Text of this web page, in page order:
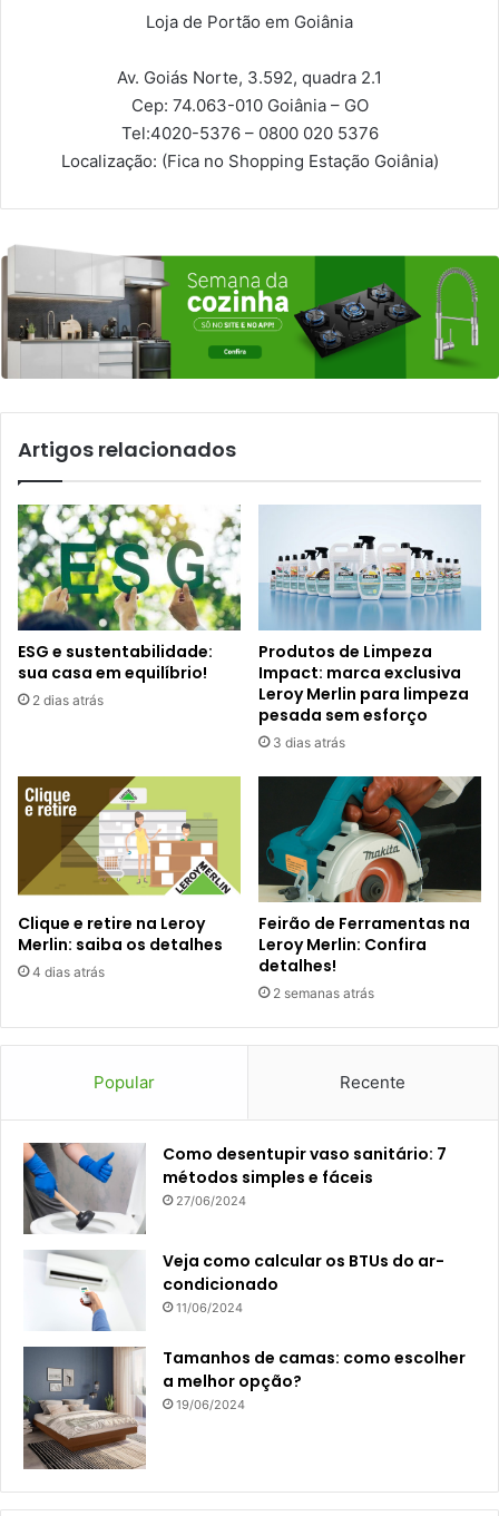
Loja de Portão em Goiânia
Av. Goiás Norte, 3.592, quadra 2.1
Cep: 74.063-010 Goiânia – GO
Tel:4020-5376 – 0800 020 5376
Localização: (Fica no Shopping Estação Goiânia)
Artigos relacionados
ESG e sustentabilidade:
sua casa em equilíbrio!
2 dias atrás
Produtos de Limpeza
Impact: marca exclusiva
Leroy Merlin para limpeza
pesada sem esforço
3 dias atrás
Clique e retire na Leroy
Merlin: saiba os detalhes
4 dias atrás
Feirão de Ferramentas na
Leroy Merlin: Confira
detalhes!
2 semanas atrás
Popular Recente
Como desentupir vaso sanitário: 7
métodos simples e fáceis
27/06/2024
Veja como calcular os BTUs do ar-
condicionado
11/06/2024
Tamanhos de camas: como escolher
a melhor opção?
19/06/2024